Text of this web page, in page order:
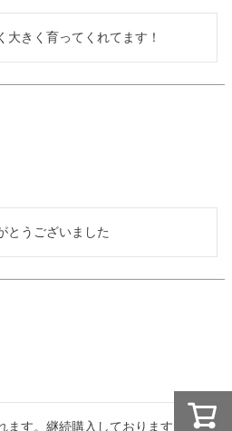
きく育ってくれてます！
とうございました
ます。継続購入しております